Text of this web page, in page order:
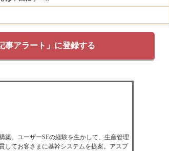
事アラート」に登録する
築。ユーザーSEの経験を生かして、生産管理
してお客さまに基幹システムを提案。アスプ